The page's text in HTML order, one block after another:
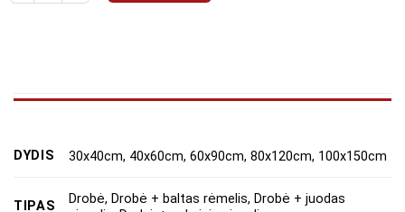
DYDIS 30x40cm, 40x60cm, 60x90cm, 80x120cm, 100x150cm
TIPAS
Drobė, Drobė + baltas rėmelis, Drobė + juodas